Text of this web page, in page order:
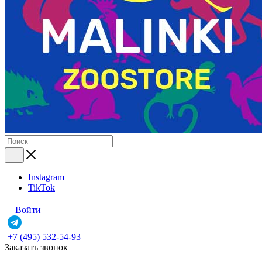
Instagram
TikTok
Войти
+7 (495) 532-54-93
Заказать звонок